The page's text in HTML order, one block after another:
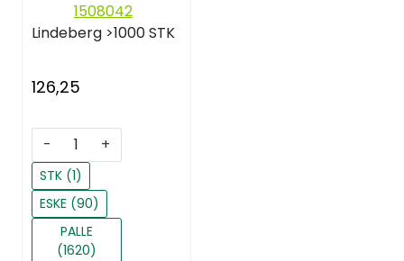
1508042
Lindeberg >1000 STK
126,25
- +
STK (1)
ESKE (90)
PALLE
(1620)